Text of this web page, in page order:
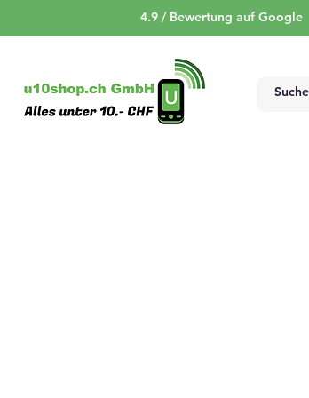
4.9 / Bewertung auf Google